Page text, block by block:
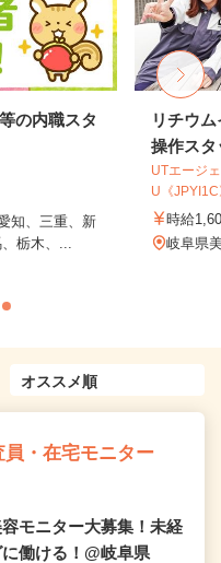
の内職スタ
知、三重、新
栃木、...
リチウ
操作スタ
UTエージ
U《
時給
岐阜県
・在宅モニター
モニター大募集！未経
働ける！@岐阜県